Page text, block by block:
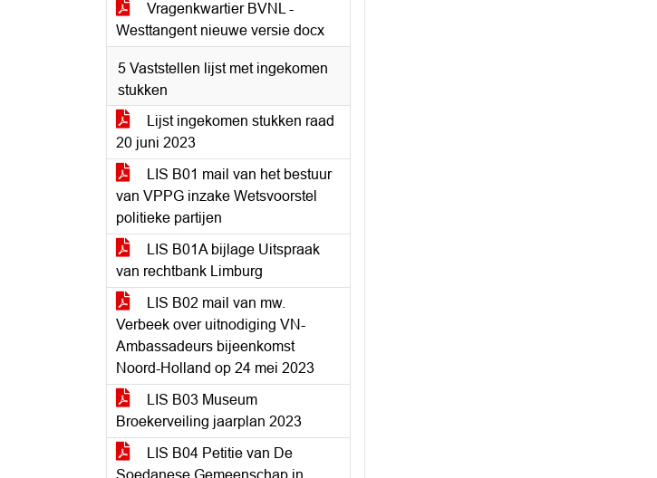
Vragenkwartier BVNL -
Westtangent nieuwe versie docx
5 Vaststellen lijst met ingekomen
stukken
Lijst ingekomen stukken raad
20 juni 2023
LIS B01 mail van het bestuur
van VPPG inzake Wetsvoorstel
politieke partijen
LIS B01A bijlage Uitspraak
van rechtbank Limburg
LIS B02 mail van mw.
Verbeek over uitnodiging VN-
Ambassadeurs bijeenkomst
Noord-Holland op 24 mei 2023
LIS B03 Museum
Broekerveiling jaarplan 2023
LIS B04 Petitie van De
Soedanese Gemeenschap in